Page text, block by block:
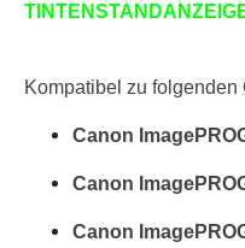
Kompatibel zu folgenden
Canon
Canon
Canon